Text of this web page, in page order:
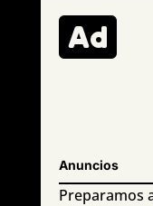

Anuncios
Preparamos